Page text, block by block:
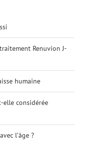
Renuvion J-
humaine
elle considérée
l’âge ?